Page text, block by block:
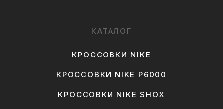
КАТАЛОГ
КРОССОВКИ NIKE
КРОССОВКИ NIKE P6000
КРОССОВКИ NIKE SHOX